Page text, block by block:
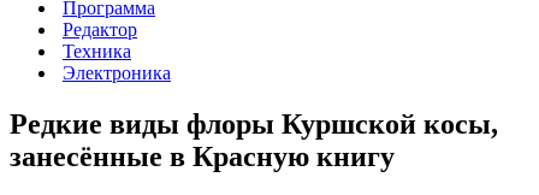
Программа
Редактор
Техника
Электроника
Редкие виды флоры Куршской косы,
занесённые в Красную книгу